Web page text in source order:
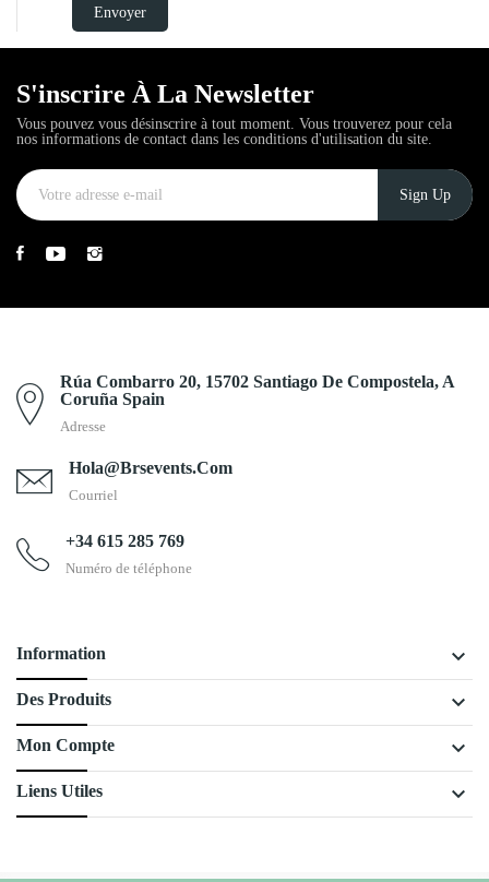
S'inscrire À La Newsletter
Vous pouvez vous désinscrire à tout moment. Vous trouverez pour cela
nos informations de contact dans les conditions d'utilisation du site.
Rúa Combarro 20, 15702 Santiago De Compostela, A
Coruña Spain
Adresse
Hola@brsevents.com
Courriel
+34 615 285 769
Numéro de téléphone
Information keyboard_arrow_down
Des Produits keyboard_arrow_down
Mon Compte keyboard_arrow_down
Liens Utiles keyboard_arrow_down